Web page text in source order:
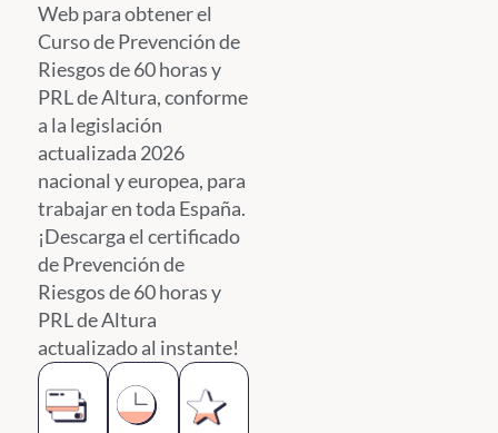
Web para obtener el
Curso de Prevención de
Riesgos de 60 horas y
PRL de Altura, conforme
a la legislación
actualizada 2026
nacional y europea, para
trabajar en toda España.
¡Descarga el certificado
de Prevención de
Riesgos de 60 horas y
PRL de Altura
actualizado al instante!